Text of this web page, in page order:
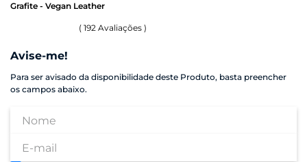
Grafite - Vegan Leather
( 192 Avaliações )
Avise-me!
Para ser avisado da disponibilidade deste Produto, basta preencher
os campos abaixo.